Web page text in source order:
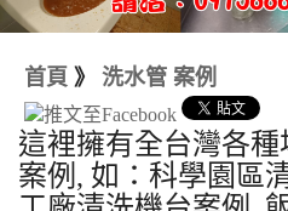
首頁 》 洗水管 案例
這裡擁有全台灣各
案例, 如：科學園區